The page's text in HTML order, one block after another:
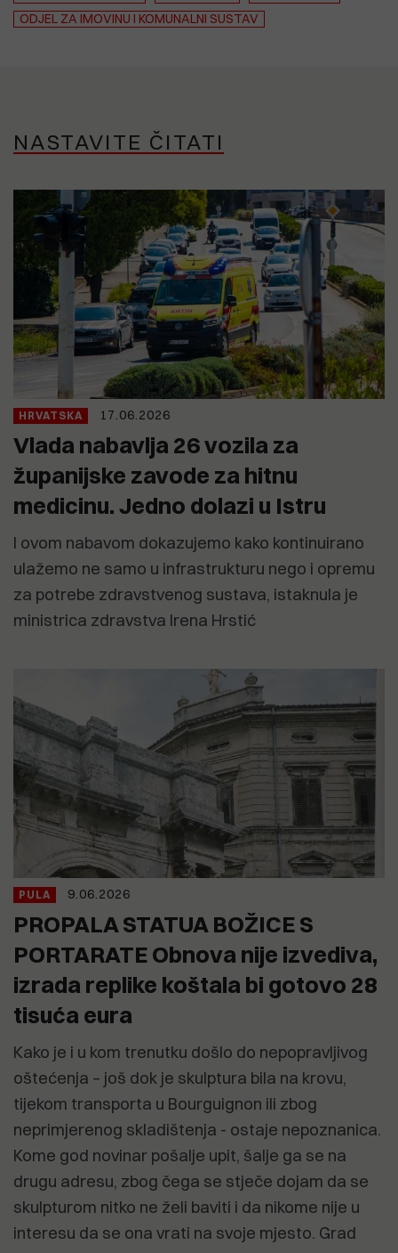
ODJEL ZA IMOVINU I KOMUNALNI SUSTAV
NASTAVITE ČITATI
HRVATSKA 17.06.2026
Vlada nabavlja 26 vozila za
županijske zavode za hitnu
medicinu. Jedno dolazi u Istru
I ovom nabavom dokazujemo kako kontinuirano
ulažemo ne samo u infrastrukturu nego i opremu
za potrebe zdravstvenog sustava, istaknula je
ministrica zdravstva Irena Hrstić
PULA 9.06.2026
PROPALA STATUA BOŽICE S
PORTARATE Obnova nije izvediva,
izrada replike koštala bi gotovo 28
tisuća eura
Kako je i u kom trenutku došlo do nepopravljivog
oštećenja – još dok je skulptura bila na krovu,
tijekom transporta u Bourguignon ili zbog
neprimjerenog skladištenja - ostaje nepoznanica.
Kome god novinar pošalje upit, šalje ga se na
drugu adresu, zbog čega se stječe dojam da se
skulpturom nitko ne želi baviti i da nikome nije u
interesu da se ona vrati na svoje mjesto. Grad